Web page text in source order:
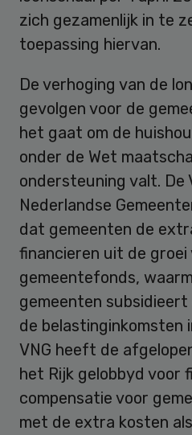
zich gezamenlijk in te
toepassing hiervan.
De verhoging van de
gevolgen voor de
het gaat om de
onder de Wet
ondersteuning valt. De
Nederlandse
dat gemeenten de
financieren uit de groei
gemeentefonds,
gemeenten subsidieert
de belastinginkomsten
VNG heeft de
het Rijk gelobbyd voor
compensatie voor
met de extra kosten